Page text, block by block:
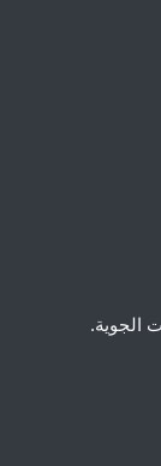
الجوية.